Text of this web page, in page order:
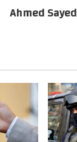
Ahmed Sayed